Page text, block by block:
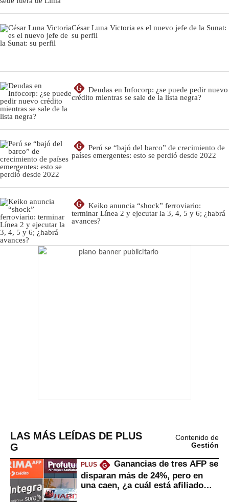
César Luna Victoria es el nuevo jefe de la Sunat:
su perfil
G
Deudas en Infocorp: ¿se puede pedir nuevo
crédito mientras se sale de la lista negra?
G
Perú se “bajó del barco” de crecimiento de
países emergentes: esto se perdió desde 2022
G
Keiko anuncia “shock” ferroviario:
terminar Línea 2 y ejecutar la 3, 4, 5 y 6; ¿habrá
avances?
LAS MÁS LEÍDAS DE PLUS
G
Contenido de
Gestión
PLUS G
Ganancias de tres AFP se
disparan más de 24%, pero en
una caen, ¿a cuál está afiliado